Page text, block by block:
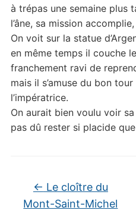
à trépas une semaine plus
l’âne, sa mission
On voit sur la statue
en même temps il couche
franchement ravi de
mais il s’amuse du bon
l’impératrice.
On aurait bien voulu voir sa
pas dû rester si placide
← Le cloître du
Mont-Saint-Michel